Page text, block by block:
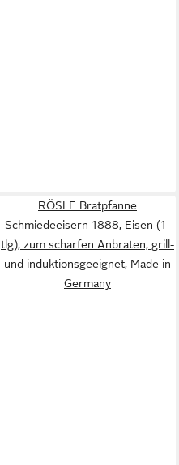
RÖSLE Bratpfanne
Schmiedeeisern 1888, Eisen (1-
tlg), zum scharfen Anbraten, grill-
und induktionsgeeignet, Made in
Germany